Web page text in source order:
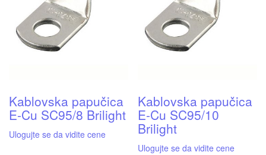
Kablovska papučica
E-Cu SC95/8 Brilight
Ulogujte se da vidite cene
Kablovska papučica
E-Cu SC95/10
Brilight
Ulogujte se da vidite cene